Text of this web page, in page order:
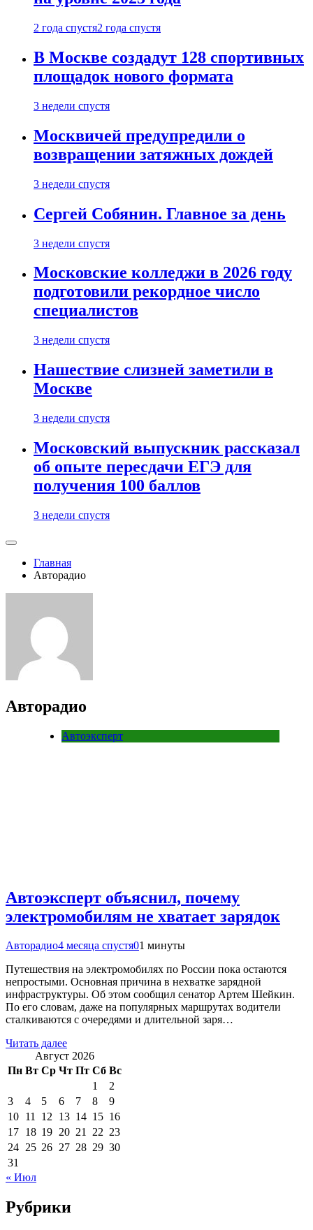
2 года спустя2 года спустя
В Москве создадут 128 спортивных
площадок нового формата
3 недели спустя
Москвичей предупредили о
возвращении затяжных дождей
3 недели спустя
Сергей Собянин. Главное за день
3 недели спустя
Московские колледжи в 2026 году
подготовили рекордное число
специалистов
3 недели спустя
Нашествие слизней заметили в
Москве
3 недели спустя
Московский выпускник рассказал
об опыте пересдачи ЕГЭ для
получения 100 баллов
3 недели спустя
Главная
Авторадио
Авторадио
Автоэксперт
Автоэксперт объяснил, почему
электромобилям не хватает зарядок
Авторадио4 месяца спустя01 минуты
Путешествия на электромобилях по России пока остаются
непростыми. Основная причина в нехватке зарядной
инфраструктуры. Об этом сообщил сенатор Артем Шейкин.
По его словам, даже на популярных маршрутах водители
сталкиваются с очередями и длительной заря…
Читать далее
Август 2026
Пн Вт Ср Чт Пт Сб Вс
1
2
3
4 5 6 7 8
9
10 11 12 13 14 15 16
17 18 19 20 21 22 23
24 25 26 27 28 29 30
31
« Июл
Рубрики